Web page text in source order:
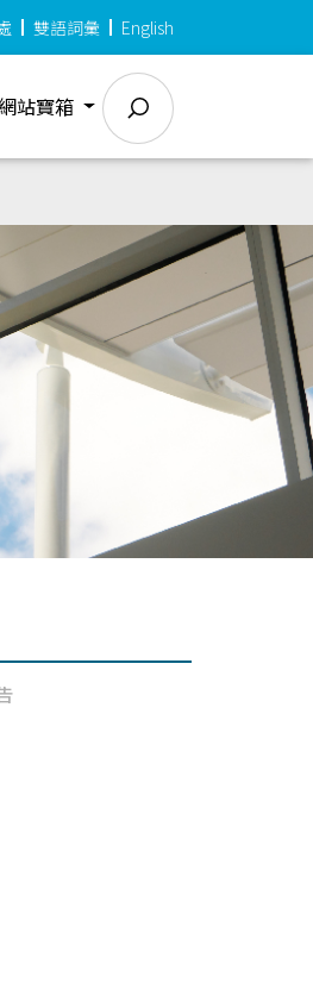
雙語詞彙 English
站寶箱